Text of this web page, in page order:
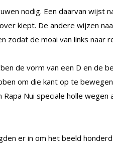
nodig. Een daarvan wijst
kiept. De andere wijzen
zodat de moai van links naar
de vorm van een D en de
om die kant op te
Nui speciale holle wegen
er in om het beeld